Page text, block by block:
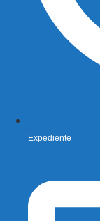
Expediente